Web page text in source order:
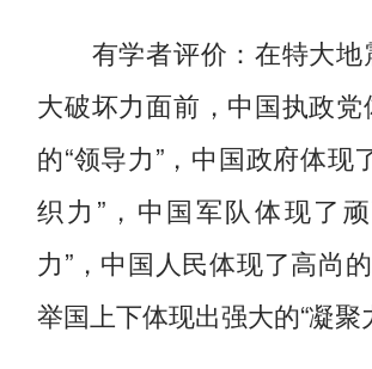
有学者评价：在特大地
大破坏力面前，中国执政党
的“领导力”，中国政府体现
织力”，中国军队体现了
力”，中国人民体现了高尚的
举国上下体现出强大的“凝聚